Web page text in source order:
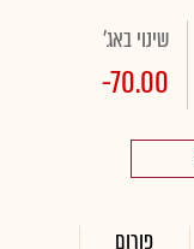
שינוי באג'
-70.00
פורום